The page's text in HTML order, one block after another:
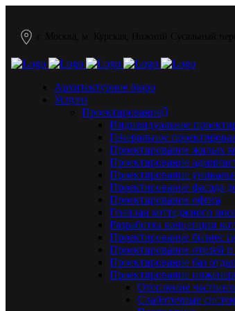
г. Москва, м. Курская, Нижний Сусальный
Архитектурное бюро
Услуги
Проектирование
Индивидуальное
Генеральное
Проектирование жилых
Проектирование
Проектирование
Проектирование фасада
Проектирование офиса
Генплан коттеджного
Разработка концепции
Проектирование бизнес
Проектирование отелей
Проектирование баз
Проектирование
Отопление
Слаботочные